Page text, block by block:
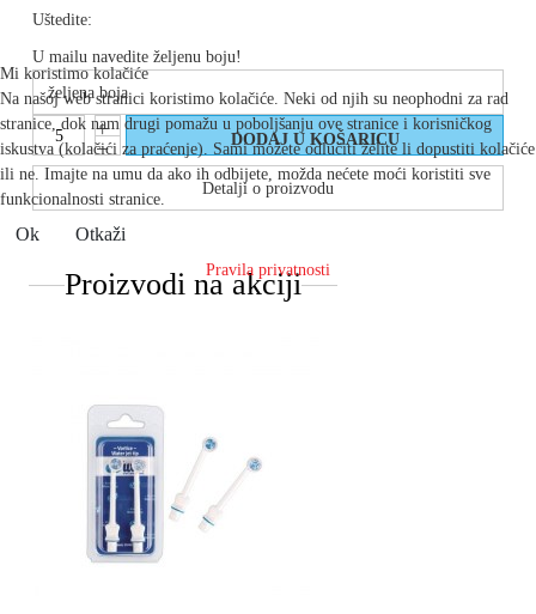
Uštedite:
U mailu navedite željenu boju!
Detalji o proizvodu
Proizvodi na akciji
Mi koristimo kolačiće
Na našoj web stranici koristimo kolačiće. Neki od njih su neophodni za rad
stranice, dok nam drugi pomažu u poboljšanju ove stranice i korisničkog
iskustva (kolačići za praćenje). Sami možete odlučiti želite li dopustiti kolačiće
ili ne. Imajte na umu da ako ih odbijete, možda nećete moći koristiti sve
funkcionalnosti stranice.
Ok Otkaži
Pravila privatnosti